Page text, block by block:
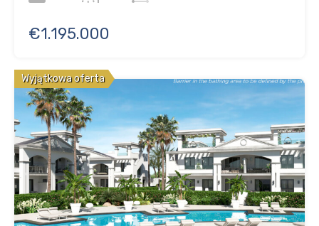
€1.195.000
Wyjątkowa oferta